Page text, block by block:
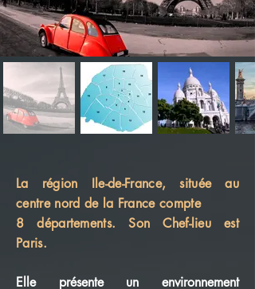
La région Ile-de-France, située au
centre nord de la France compte
8 départements.Son Chef-lieu est
Paris.
Elle présente un environnement